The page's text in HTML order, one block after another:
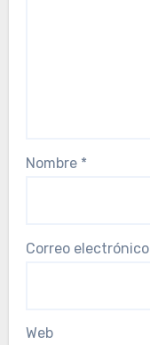
Nombre *
Correo electrónico
Web